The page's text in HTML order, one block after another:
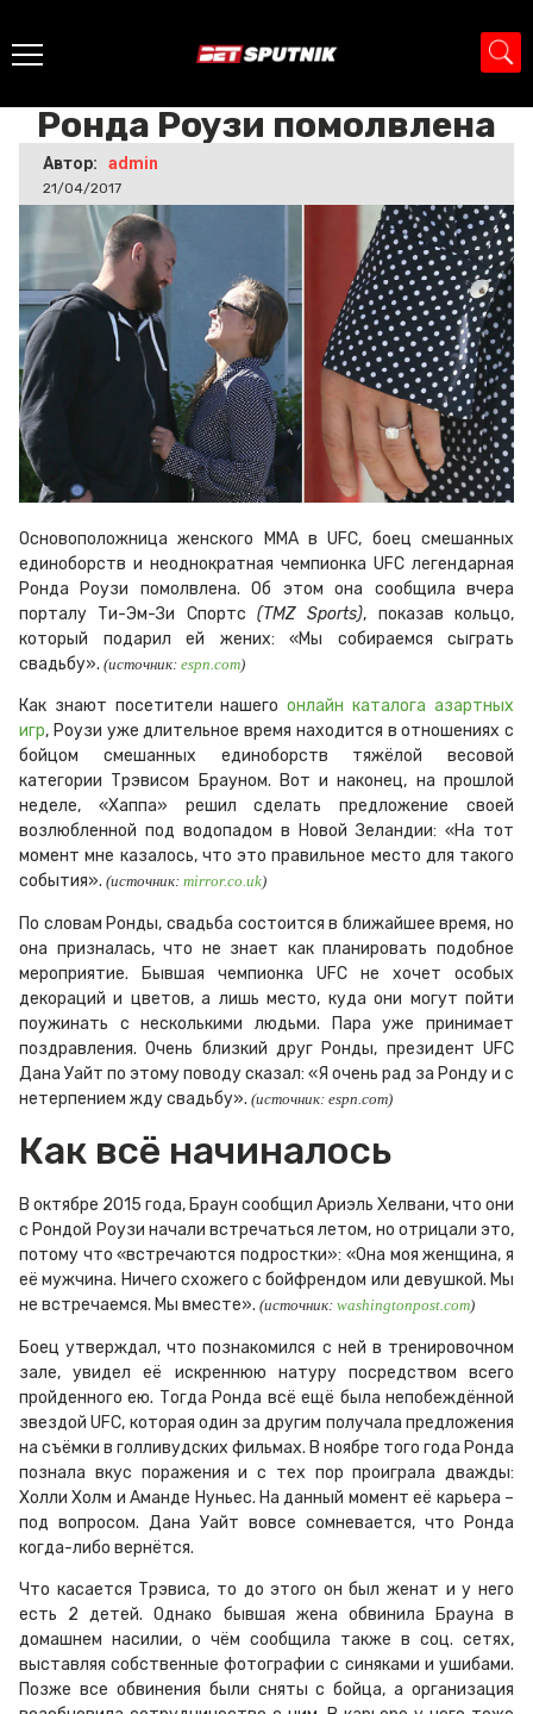
Ронда Роузи помолвлена
Автор: admin
21/04/2017
Основоположница женского ММА в UFC, боец смешанных
единоборств и неоднократная чемпионка UFC легендарная
Ронда Роузи помолвлена. Об этом она сообщила вчера
порталу Ти-Эм-Зи Спортс (TMZ Sports), показав кольцо,
который подарил ей жених: «Мы собираемся сыграть
свадьбу». (источник: espn.com)
Как знают посетители нашегоонлайн каталога азартных
игр, Роузи уже длительное время находится в отношениях с
бойцом смешанных единоборств тяжёлой весовой
категории Трэвисом Брауном. Вот и наконец, на прошлой
неделе, «Хаппа» решил сделать предложение своей
возлюбленной под водопадом в Новой Зеландии: «На тот
момент мне казалось, что это правильное место для такого
события». (источник: mirror.co.uk)
По словам Ронды, свадьба состоится в ближайшее время, но
она призналась, что не знает как планировать подобное
мероприятие. Бывшая чемпионка UFC не хочет особых
декораций и цветов, а лишь место, куда они могут пойти
поужинать с несколькими людьми. Пара уже принимает
поздравления. Очень близкий друг Ронды, президент UFC
Дана Уайт по этому поводу сказал: «Я очень рад за Ронду и с
нетерпением жду свадьбу». (источник: espn.com)
Как всё начиналось
В октябре 2015 года, Браун сообщил Ариэль Хелвани, что они
с Рондой Роузи начали встречаться летом, но отрицали это,
потому что «встречаются подростки»: «Она моя женщина, я
её мужчина. Ничего схожего с бойфрендом или девушкой. Мы
не встречаемся. Мы вместе». (источник: washingtonpost.com)
Боец утверждал, что познакомился с ней в тренировочном
зале, увидел её искреннюю натуру посредством всего
пройденного ею. Тогда Ронда всё ещё была непобеждённой
звездой UFC, которая один за другим получала предложения
на съёмки в голливудских фильмах. В ноябре того года Ронда
познала вкус поражения и с тех пор проиграла дважды:
Холли Холм и Аманде Нуньес. На данный момент её карьера –
под вопросом. Дана Уайт вовсе сомневается, что Ронда
когда-либо вернётся.
Что касается Трэвиса, то до этого он был женат и у него
есть 2 детей. Однако бывшая жена обвинила Брауна в
домашнем насилии, о чём сообщила также в соц. сетях,
выставляя собственные фотографии с синяками и ушибами.
Позже все обвинения были сняты с бойца, а организация